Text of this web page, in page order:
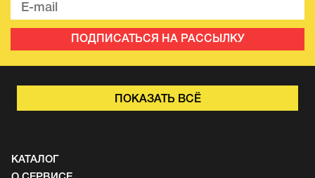
ПОДПИСАТЬСЯ НА РАССЫЛКУ
ПОКАЗАТЬ ВСЁ
КАТАЛОГ